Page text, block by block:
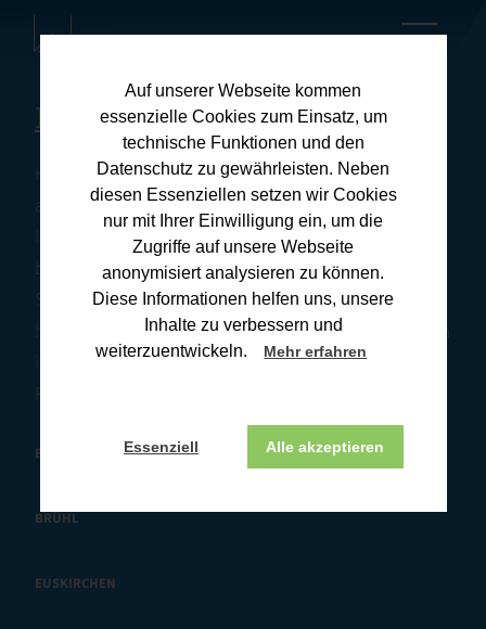
Auf unserer Webseite kommen
essenzielle Cookies zum Einsatz, um
technische Funktionen und den
Datenschutz zu gewährleisten. Neben
diesen Essenziellen setzen wir Cookies
nur mit Ihrer Einwilligung ein, um die
Zugriffe auf unsere Webseite
anonymisiert analysieren zu können.
Diese Informationen helfen uns, unsere
Inhalte zu verbessern und
weiterzuentwickeln.
Mehr erfahren
Essenziell Alle akzeptieren
Kanzleiblog
Hier finden Sie umfassende Informationen zu
aktuellen Steuerthemen und praxisnahen Tipps für
Ihre Steuerangelegenheiten. Unsere Downloads
bieten Ihnen wertvolle Ressourcen, um Ihre
Steuererklärung effizient und korrekt zu erstellen. Wir
halten Sie stets auf dem Laufenden über Änderungen
im Steuerrecht und deren Auswirkungen. Wenn Sie
Fragen haben, melden Sie sich gerne bei uns.
BONN
BRÜHL
EUSKIRCHEN